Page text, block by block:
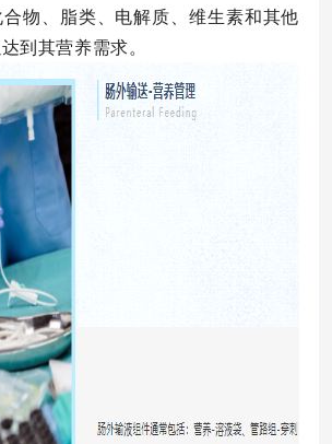
物、脂类、电解质、维生素和其他
到其营养需求。